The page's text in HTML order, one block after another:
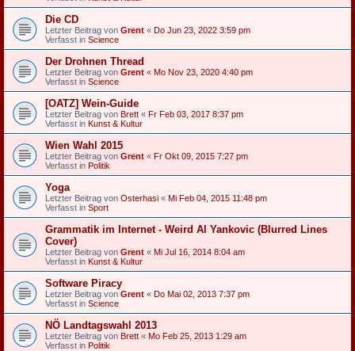
Die CD
Letzter Beitrag von Grent « Do Jun 23, 2022 3:59 pm
Verfasst in Science
Der Drohnen Thread
Letzter Beitrag von Grent « Mo Nov 23, 2020 4:40 pm
Verfasst in Science
[OATZ] Wein-Guide
Letzter Beitrag von Brett « Fr Feb 03, 2017 8:37 pm
Verfasst in Kunst & Kultur
Wien Wahl 2015
Letzter Beitrag von Grent « Fr Okt 09, 2015 7:27 pm
Verfasst in Politik
Yoga
Letzter Beitrag von Osterhasi « Mi Feb 04, 2015 11:48 pm
Verfasst in Sport
Grammatik im Internet - Weird Al Yankovic (Blurred Lines
Cover)
Letzter Beitrag von Grent « Mi Jul 16, 2014 8:04 am
Verfasst in Kunst & Kultur
Software Piracy
Letzter Beitrag von Grent « Do Mai 02, 2013 7:37 pm
Verfasst in Science
NÖ Landtagswahl 2013
Letzter Beitrag von Brett « Mo Feb 25, 2013 1:29 am
Verfasst in Politik